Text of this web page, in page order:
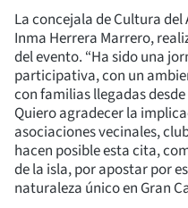
La concejala de Cultura
Inma Herrera Marrero,
del evento. “Ha sido una
participativa, con un
con familias llegadas
Quiero agradecer la
asociaciones vecinales,
hacen posible esta cita,
de la isla, por apostar por
naturaleza único en Gran